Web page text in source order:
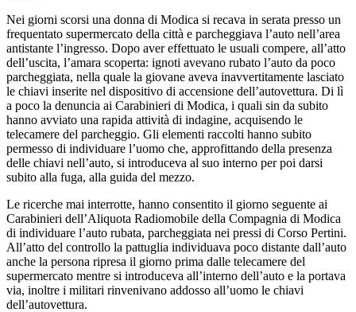
Nei giorni scorsi una donna di Modica si recava in serata presso un
frequentato supermercato della città e parcheggiava l’auto nell’area
antistante l’ingresso. Dopo aver effettuato le usuali compere, all’atto
dell’uscita, l’amara scoperta: ignoti avevano rubato l’auto da poco
parcheggiata, nella quale la giovane aveva inavvertitamente lasciato
le chiavi inserite nel dispositivo di accensione dell’autovettura. Di lì
a poco la denuncia ai Carabinieri di Modica, i quali sin da subito
hanno avviato una rapida attività di indagine, acquisendo le
telecamere del parcheggio. Gli elementi raccolti hanno subito
permesso di individuare l’uomo che, approfittando della presenza
delle chiavi nell’auto, si introduceva al suo interno per poi darsi
subito alla fuga, alla guida del mezzo.
Le ricerche mai interrotte, hanno consentito il giorno seguente ai
Carabinieri dell’Aliquota Radiomobile della Compagnia di Modica
di individuare l’auto rubata, parcheggiata nei pressi di Corso Pertini.
All’atto del controllo la pattuglia individuava poco distante dall’auto
anche la persona ripresa il giorno prima dalle telecamere del
supermercato mentre si introduceva all’interno dell’auto e la portava
via, inoltre i militari rinvenivano addosso all’uomo le chiavi
dell’autovettura.